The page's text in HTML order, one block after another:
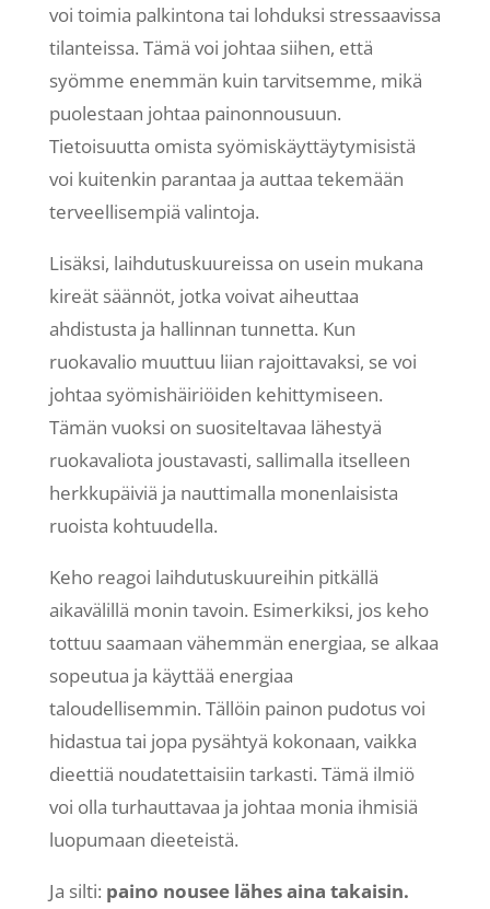
voi toimia palkintona tai lohduksi stressaavissa
tilanteissa. Tämä voi johtaa siihen, että
syömme enemmän kuin tarvitsemme, mikä
puolestaan johtaa painonnousuun.
Tietoisuutta omista syömiskäyttäytymisistä
voi kuitenkin parantaa ja auttaa tekemään
terveellisempiä valintoja.
Lisäksi, laihdutuskuureissa on usein mukana
kireät säännöt, jotka voivat aiheuttaa
ahdistusta ja hallinnan tunnetta. Kun
ruokavalio muuttuu liian rajoittavaksi, se voi
johtaa syömishäiriöiden kehittymiseen.
Tämän vuoksi on suositeltavaa lähestyä
ruokavaliota joustavasti, sallimalla itselleen
herkkupäiviä ja nauttimalla monenlaisista
ruoista kohtuudella.
Keho reagoi laihdutuskuureihin pitkällä
aikavälillä monin tavoin. Esimerkiksi, jos keho
tottuu saamaan vähemmän energiaa, se alkaa
sopeutua ja käyttää energiaa
taloudellisemmin. Tällöin painon pudotus voi
hidastua tai jopa pysähtyä kokonaan, vaikka
dieettiä noudatettaisiin tarkasti. Tämä ilmiö
voi olla turhauttavaa ja johtaa monia ihmisiä
luopumaan dieeteistä.
Ja silti: paino nousee lähes aina takaisin.